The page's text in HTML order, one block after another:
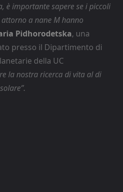
è importante sapere se i piccoli
a nane M hanno
Pidhorodetska, una
presso il Dipartimento di
della UC
la nostra ricerca di vita al di